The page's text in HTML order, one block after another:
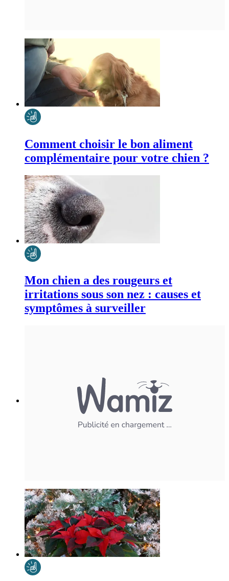
Comment choisir le bon aliment
complémentaire pour votre chien ?
Mon chien a des rougeurs et
irritations sous son nez : causes et
symptômes à surveiller